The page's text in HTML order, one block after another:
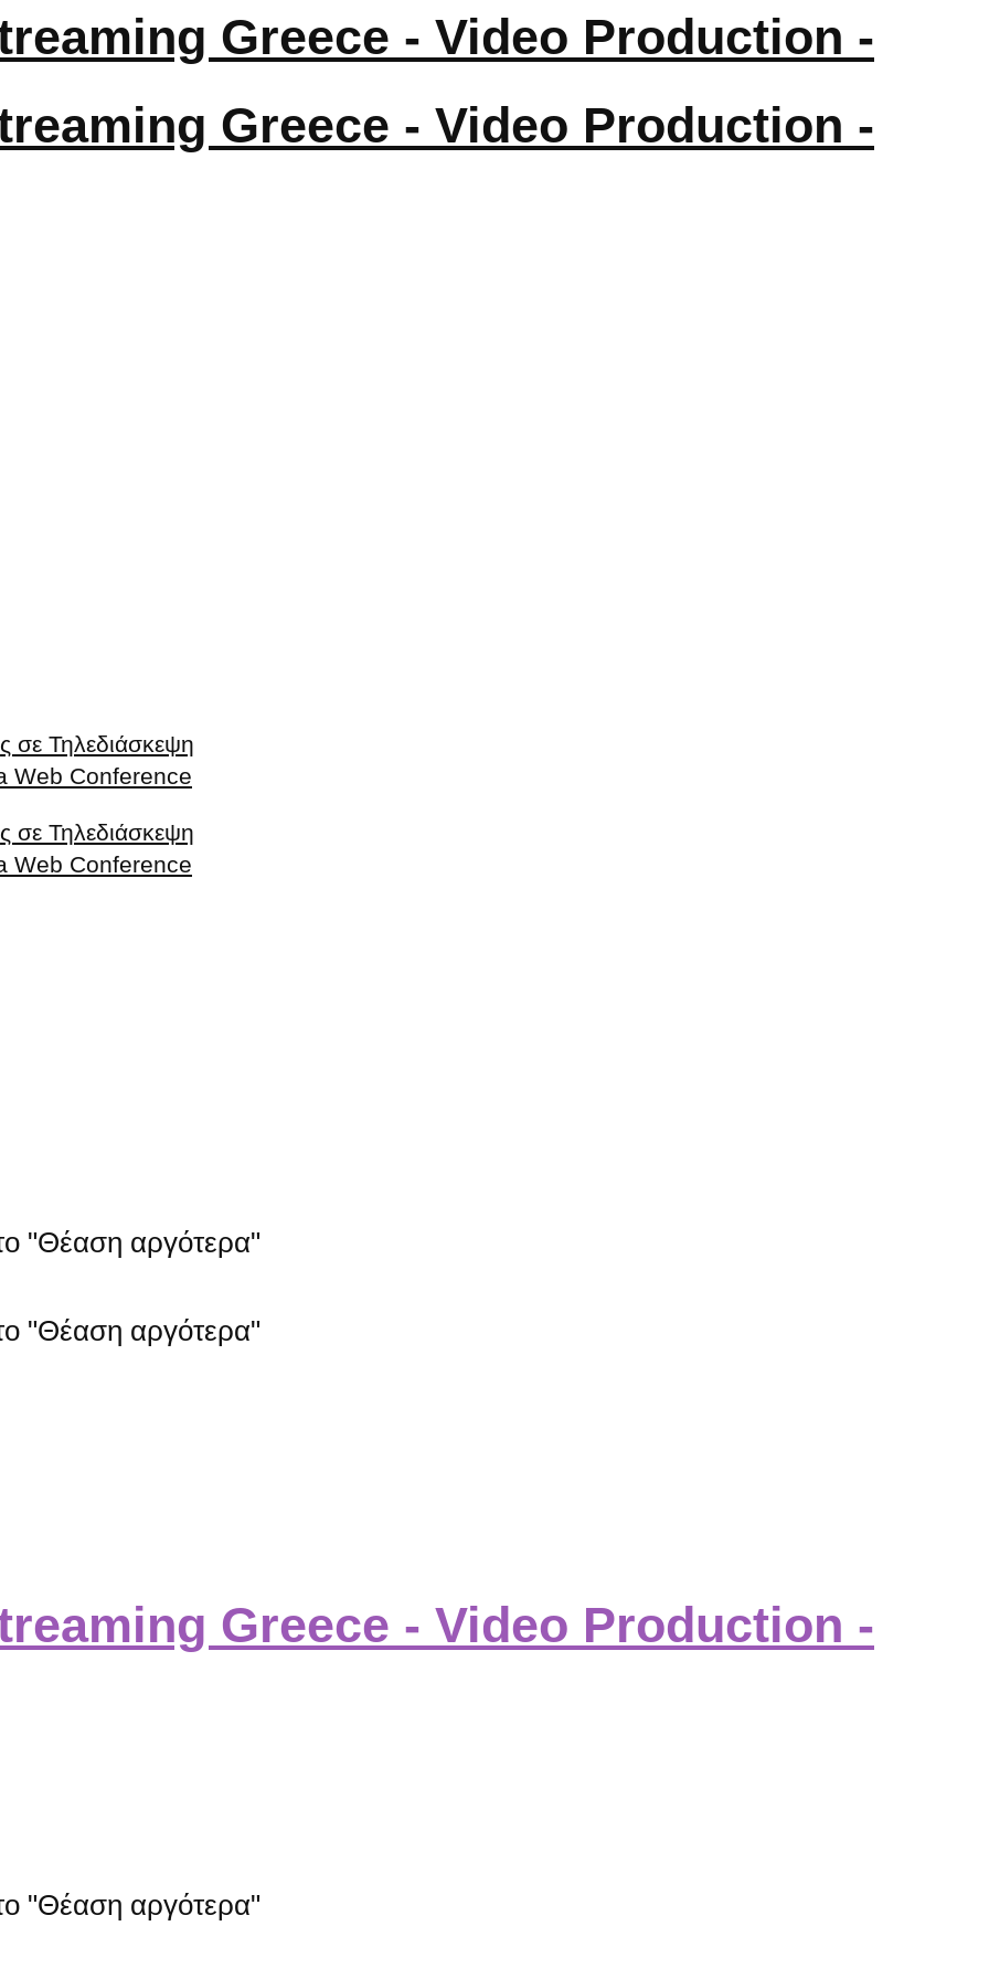
σε Τηλεδιάσκεψη
Web Conference
"Θέαση αργότερα"
σε Τηλεδιάσκεψη
Web Conference
"Θέαση αργότερα"
"Θέαση αργότερα"